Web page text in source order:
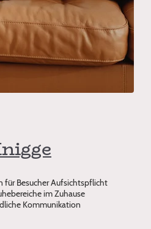
für Besucher Aufsichtspflicht
im Zuhause
Kommunikation